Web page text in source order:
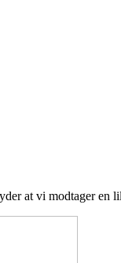
at vi modtager